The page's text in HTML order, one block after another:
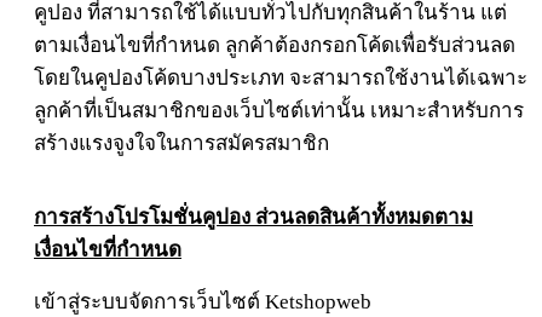
คูปอง ที่สามารถใช้ได้แบบทั่วไปกับทุกสินค้าในร้าน แต่
ตามเงื่อนไขที่กำหนด ลูกค้าต้องกรอกโค้ดเพื่อรับส่วนลด
โดยในคูปองโค้ดบางประเภท จะสามารถใช้งานได้เฉพาะ
ลูกค้าที่เป็นสมาชิกของเว็บไซต์เท่านั้น เหมาะสำหรับการ
สร้างแรงจูงใจในการสมัครสมาชิก
การสร้างโปรโมชั่นคูปอง ส่วนลดสินค้าทั้งหมดตาม
เงื่อนไขที่กำหนด
เข้าสู่ระบบจัดการเว็บไซต์ Ketshopweb